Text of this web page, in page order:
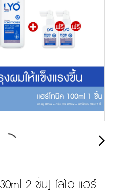
2 ชิ้น] ไลโอ แฮร์